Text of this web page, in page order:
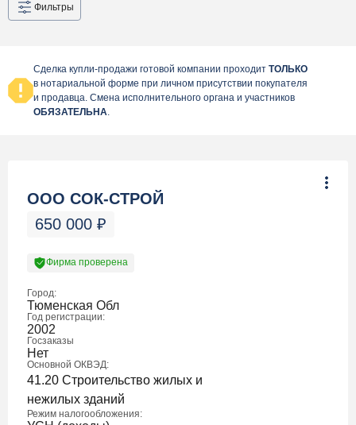
Фильтры
Сделка купли-продажи готовой компании проходит ТОЛЬКО
в нотариальной форме при личном присутствии покупателя
и продавца. Смена исполнительного органа и участников
ОБЯЗАТЕЛЬНА
ООО СОК-СТРОЙ
650 000 ₽
Фирма проверена
Город:
Тюменская Обл
Год регистрации:
2002
Госзаказы
Нет
Основной ОКВЭД:
41.20 Строительство жилых и
нежилых зданий
Режим налогообложения: